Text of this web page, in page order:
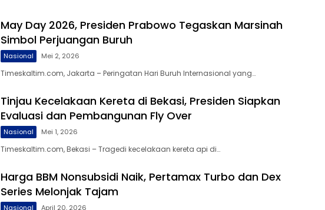
May Day 2026, Presiden Prabowo Tegaskan Marsinah
Simbol Perjuangan Buruh
Nasional Mei 2, 2026
Timeskaltim.com, Jakarta – Peringatan Hari Buruh Internasional yang…
Tinjau Kecelakaan Kereta di Bekasi, Presiden Siapkan
Evaluasi dan Pembangunan Fly Over
Nasional Mei 1, 2026
Timeskaltim.com, Bekasi – Tragedi kecelakaan kereta api di…
Harga BBM Nonsubsidi Naik, Pertamax Turbo dan Dex
Series Melonjak Tajam
Nasional April 20, 2026